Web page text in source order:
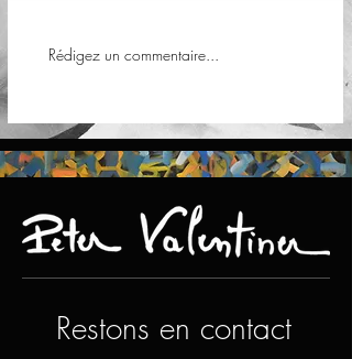
Rédigez un commentaire...
Restons en contact